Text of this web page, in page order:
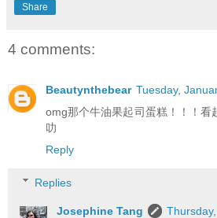
Share
4 comments:
Beautynthebear Tuesday,
omg那个牛油果起司蛋糕！！！看
叻
Reply
Replies
Josephine Tang